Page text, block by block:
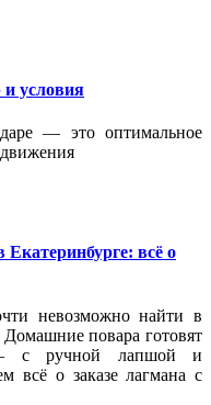
условия
— это оптимальное
всё о
невозможно найти в
повара готовят
с ручной лапшой и
всё о заказе лагмана с